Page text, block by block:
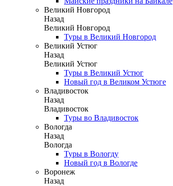
Великий Новгород
Назад
Великий Новгород
Туры в Великий Новгород
Великий Устюг
Назад
Великий Устюг
Туры в Великий Устюг
Новый год в Великом Устюге
Владивосток
Назад
Владивосток
Туры во Владивосток
Вологда
Назад
Вологда
Туры в Вологду
Новый год в Вологде
Воронеж
Назад